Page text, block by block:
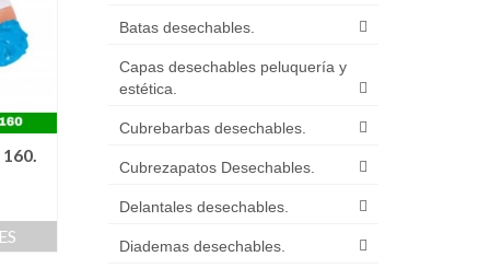
Batas desechables.
Capas desechables peluquería y
estética.
Cubrebarbas desechables.
Cubrezapatos Desechables.
Delantales desechables.
Diademas desechables.